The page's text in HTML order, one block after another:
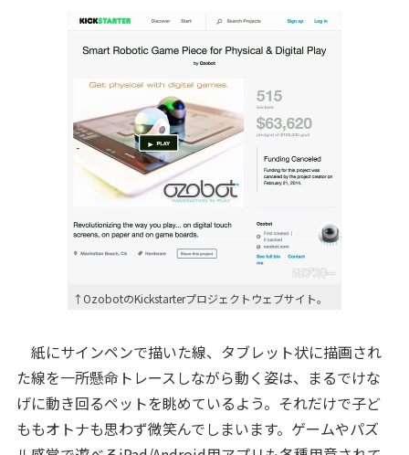
↑OzobotのKickstarterプロジェクトウェブサイト。
紙にサインペンで描いた線、タブレット状に描画され
た線を一所懸命トレースしながら動く姿は、まるでけな
げに動き回るペットを眺めているよう。それだけで子ど
ももオトナも思わず微笑んでしまいます。ゲームやパズ